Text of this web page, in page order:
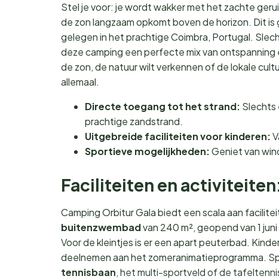
Stel je voor: je wordt wakker met het zachte
de zon langzaam opkomt boven de horizon. Dit
gelegen in het prachtige Coimbra, Portugal.
deze camping een perfecte mix van
de zon, de natuur wilt verkennen of de lokale
allemaal.
Directe toegang tot het strand: Slechts
prachtige zandstrand.
Uitgebreide faciliteiten voor kinderen:
Sportieve mogelijkheden:Geniet van
Faciliteiten en
Camping Orbitur Gala biedt een scala aan
buitenzwembadvan 240 m², geopend van 1
Voor de kleintjes is er een apart peuterbad.
deelnemen aan het zomeranimatieprogramma.
tennisbaan, het multi-sportveld of de